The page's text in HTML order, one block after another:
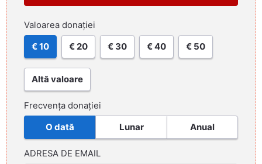
Valoarea donației
€ 10 € 20 € 30 € 40 € 50
Altă valoare
Frecvența donației
O dată Lunar Anual
ADRESA DE EMAIL